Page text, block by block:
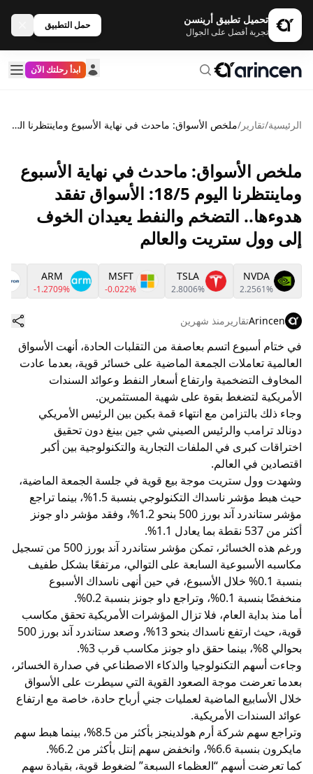
تحميل تطبيق أرينسن
تجربة أفضل على الجوال
حمل التطبيق
ابدأ رحلتك الآن
الرئيسية/تقارير / ملخص الأسواق: ماحدث في نهاية الأسبوع وماينتظرنا اليوم 18/5: الأسواق تفقد هدوءها.. التضخم والنفط يعيدان الخوف إلى وول ستريت والعالم
ملخص الأسواق: ماحدث في نهاية الأسبوع
وماينتظرنا اليوم 18/5: الأسواق تفقد
هدوءها.. التضخم والنفط يعيدان الخوف
إلى وول ستريت والعالم
NVDA
2.2561%
TSLA
2.8006%
MSFT
-0.022%
ARM
-1.2709%
Arincenتقارير منذ شهرين
في ختام أسبوع اتسم بعاصفة من التقلبات الحادة، أنهت الأسواق
العالمية تعاملات الجمعة الماضية على خسائر قوية، بعدما عادت
المخاوف التضخمية وارتفاع أسعار النفط وعوائد السندات
الأمريكية لتضغط بقوة على شهية المستثمرين.
وجاء ذلك بالتزامن مع انتهاء قمة بكين بين الرئيس الأمريكي
دونالد ترامب والرئيس الصيني شي جين بينغ دون تحقيق
اختراقات كبرى في الملفات التجارية والتكنولوجية بين أكبر
اقتصادين في العالم.
وشهدت وول ستريت موجة بيع قوية في جلسة الجمعة الماضية،
حيث هبط مؤشر ناسداك التكنولوجي بنسبة 1.5%، بينما تراجع
مؤشر ستاندرد آند بورز 500 بنحو 1.2%، وفقد مؤشر داو جونز
أكثر من 537 نقطة بما يعادل 1.1%.
ورغم هذه الخسائر، تمكن مؤشر ستاندرد آند بورز 500 من تسجيل
مكاسبه الأسبوعية السابعة على التوالي، مرتفعًا بشكل طفيف
بنسبة 0.1% خلال الأسبوع، في حين أنهى ناسداك الأسبوع
منخفضًا بنسبة 0.1%، وتراجع داو جونز بنسبة 0.2%.
أما منذ بداية العام، فلا تزال المؤشرات الأمريكية تحقق مكاسب
قوية، حيث ارتفع ناسداك بنحو 13%، وصعد ستاندرد آند بورز 500
بحوالي 8%، بينما حقق داو جونز مكاسب قرب 3%.
وجاءت أسهم التكنولوجيا والذكاء الاصطناعي في صدارة الخسائر،
بعدما تعرضت موجة الصعود القوية التي سيطرت على الأسواق
خلال الأسابيع الماضية لعمليات جني أرباح حادة، خاصة مع ارتفاع
عوائد السندات الأمريكية.
وتراجع سهم شركة أرم هولدينجز بأكثر من 8.5%، بينما هبط سهم
مايكرون بنسبة 6.6%، وانخفض سهم إنتل بأكثر من 6.2%.
كما تعرضت أسهم “العظماء السبعة” لضغوط قوية، بقيادة سهم